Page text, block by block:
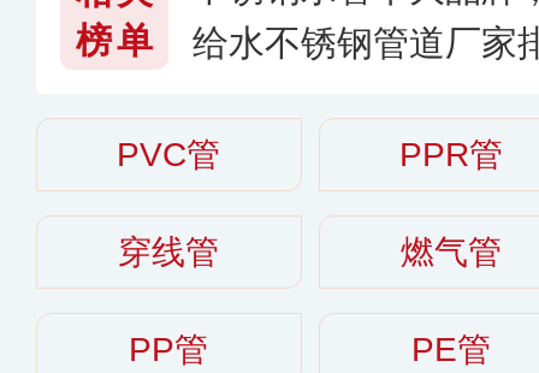
榜单
给水不锈钢管道厂家
PVC管 PPR管
穿线管 燃气管
PP管 PE管